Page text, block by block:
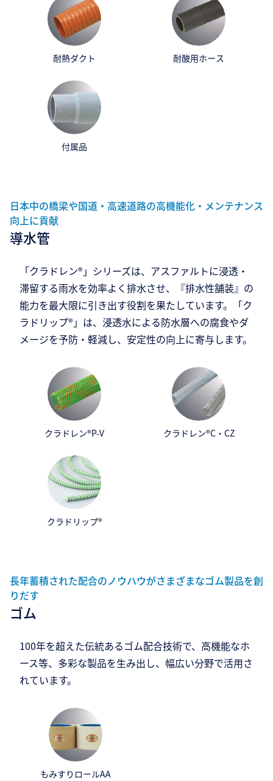
耐熱ダクト 耐酸用ホース
付属品
日本中の橋梁や国道・高速道路の高機能化・メンテナンス
向上に貢献
導水管
「クラドレン®」シリーズは、アスファルトに浸透・
滞留する雨水を効率よく排水させ、『排水性舗装』の
能力を最大限に引き出す役割を果たしています。「ク
ラドリップ®」は、浸透水による防水層への腐食やダ
メージを予防・軽減し、安定性の向上に寄与します。
クラドレン®P-V クラドレン®C・CZ
クラドリップ®
長年蓄積された配合のノウハウがさまざまなゴム製品を創
りだす
ゴム
100年を超えた伝統あるゴム配合技術で、高機能なホ
ース等、多彩な製品を生み出し、幅広い分野で活用さ
れています。
もみすりロールAA